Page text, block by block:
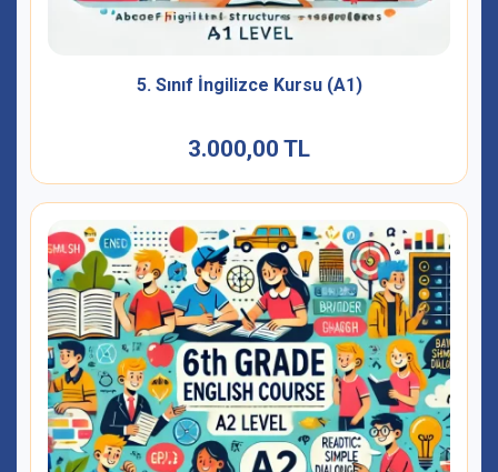
5. Sınıf İngilizce Kursu (A1)
3.000,00 TL
3.000,00 TL İncele